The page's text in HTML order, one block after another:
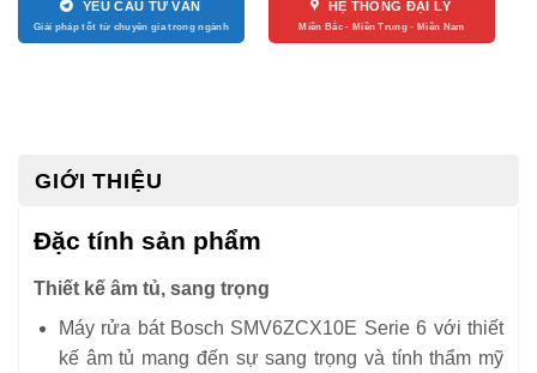
YÊU CẦU TƯ VẤN HỆ THỐNG ĐẠI LÝ
GIỚI THIỆU
Đặc tính sản phẩm
Thiết kế âm tủ, sang trọng
Máy rửa bát Bosch SMV6ZCX10E Serie 6 với thiết
kế âm tủ mang đến sự sang trọng và tính thẩm mỹ